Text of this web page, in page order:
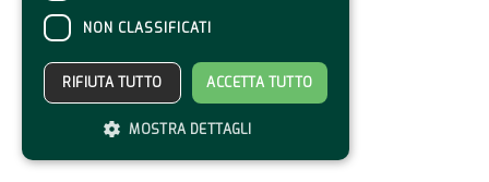
NON CLASSIFICATI
ACCETTA TUTTO
RIFIUTA TUTTO
MOSTRA DETTAGLI